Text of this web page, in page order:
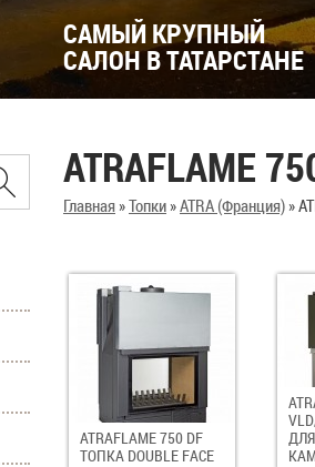
САМЫЙ КРУПНЫЙ
САЛОН В ТАТАРСТАНЕ
ATRAFLAME
Главная»Топки»ATRA (Франция)»
ATRAFLAME 750 DF
ТОПКА DOUBLE FACE